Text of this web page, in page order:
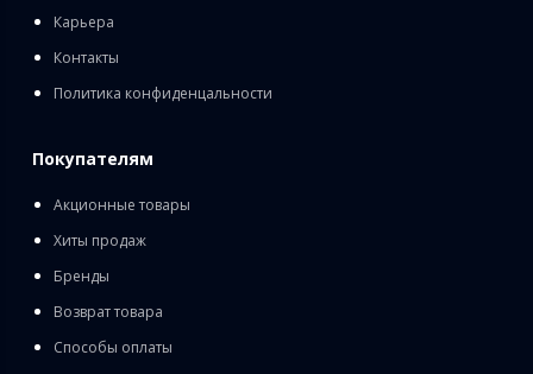
Карьера
Контакты
Политика конфиденцальности
Покупателям
Акционные товары
Хиты продаж
Бренды
Возврат товара
Способы оплаты